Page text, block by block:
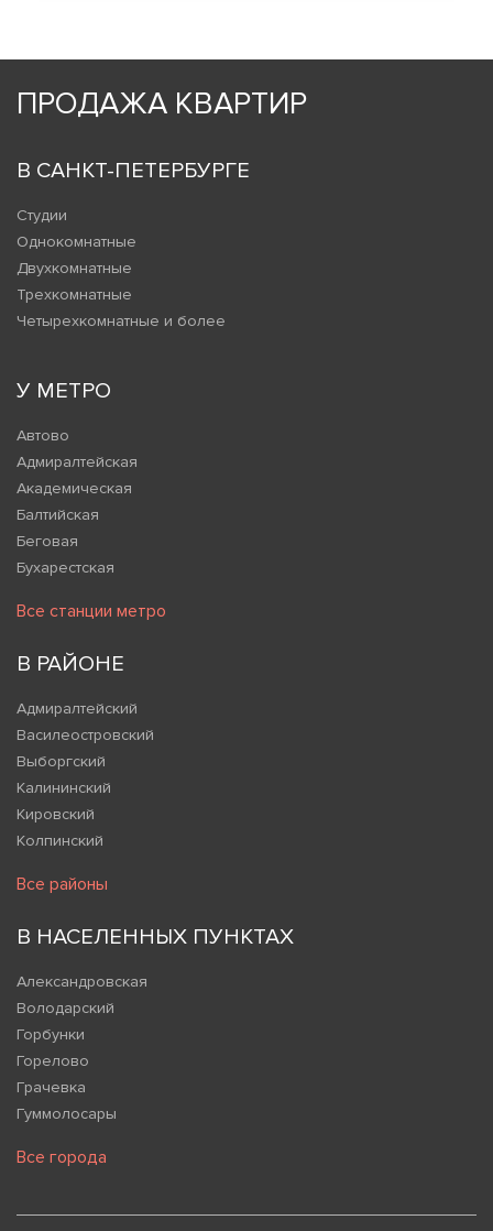
ПРОДАЖА КВАРТИР
В САНКТ-ПЕТЕРБУРГЕ
Студии
Однокомнатные
Двухкомнатные
Трехкомнатные
Четырехкомнатные и более
У МЕТРО
Автово
Адмиралтейская
Академическая
Балтийская
Беговая
Бухарестская
Все станции метро
В РАЙОНЕ
Адмиралтейский
Василеостровский
Выборгский
Калининский
Кировский
Колпинский
Все районы
В НАСЕЛЕННЫХ ПУНКТАХ
Александровская
Володарский
Горбунки
Горелово
Грачевка
Гуммолосары
Все города